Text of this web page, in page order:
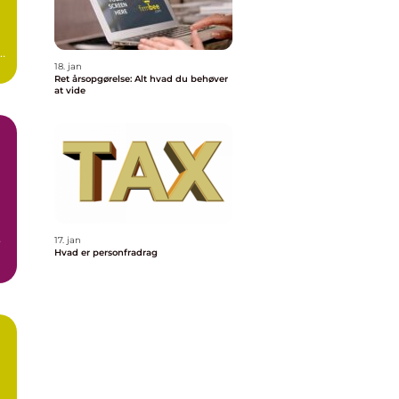
18. jan
Ret årsopgørelse: Alt hvad du behøver
at vide
17. jan
Hvad er personfradrag